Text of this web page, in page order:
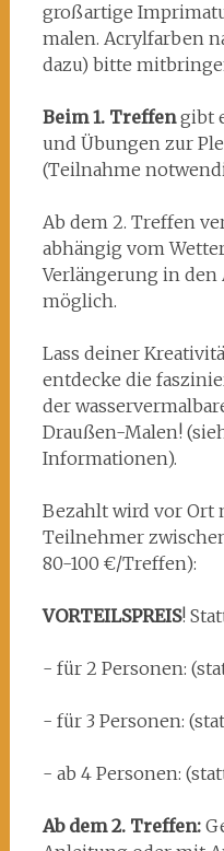
großartige
malen. Acrylfarben
dazu) bitte
Beim 1. Treffengibt
und Übungen zur
(Teilnahme
Ab dem 2. Treffen
abhängig vom
Verlängerung in den
möglich.
Lass deiner
entdecke die
der
Draußen-Malen!
Informationen).
Bezahlt wird vor Ort
Teilnehmer
80-100 €/Treffen):
VORTEILSPREIS!
- für 2 Personen:
- für 3 Personen:
- ab 4 Personen:
Ab dem 2. Treffen: